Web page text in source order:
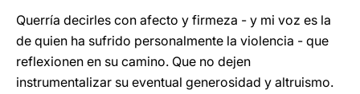
Querría decirles con afecto y firmeza - y mi voz es la
de quien ha sufrido personalmente la violencia - que
reflexionen en su camino. Que no dejen
instrumentalizar su eventual generosidad y altruismo.